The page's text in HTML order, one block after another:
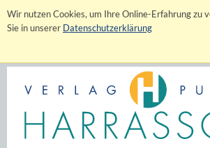
Wir nutzen Cookies, um Ihre Online-Erfahrung zu
Sie in unserer Datenschutzerklärung